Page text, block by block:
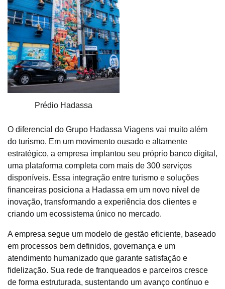
Prédio Hadassa
O diferencial do Grupo Hadassa Viagens vai muito além
do turismo. Em um movimento ousado e altamente
estratégico, a empresa implantou seu próprio banco digital,
uma plataforma completa com mais de 300 serviços
disponíveis. Essa integração entre turismo e soluções
financeiras posiciona a Hadassa em um novo nível de
inovação, transformando a experiência dos clientes e
criando um ecossistema único no mercado.
A empresa segue um modelo de gestão eficiente, baseado
em processos bem definidos, governança e um
atendimento humanizado que garante satisfação e
fidelização. Sua rede de franqueados e parceiros cresce
de forma estruturada, sustentando um avanço contínuo e